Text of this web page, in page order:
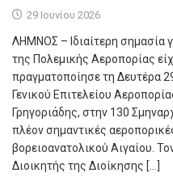
29 Ιουνίου 2026
ΛΗΜΝΟΣ – Ιδιαίτερη σημασία
της Πολεμικής Αεροπορίας
πραγματοποίησε τη Δευτέρα
Γενικού Επιτελείου
Γρηγοριάδης, στην 130
πλέον σημαντικές
βορειοανατολικού Αιγαίου.
Διοικητής της Διοίκησης […]